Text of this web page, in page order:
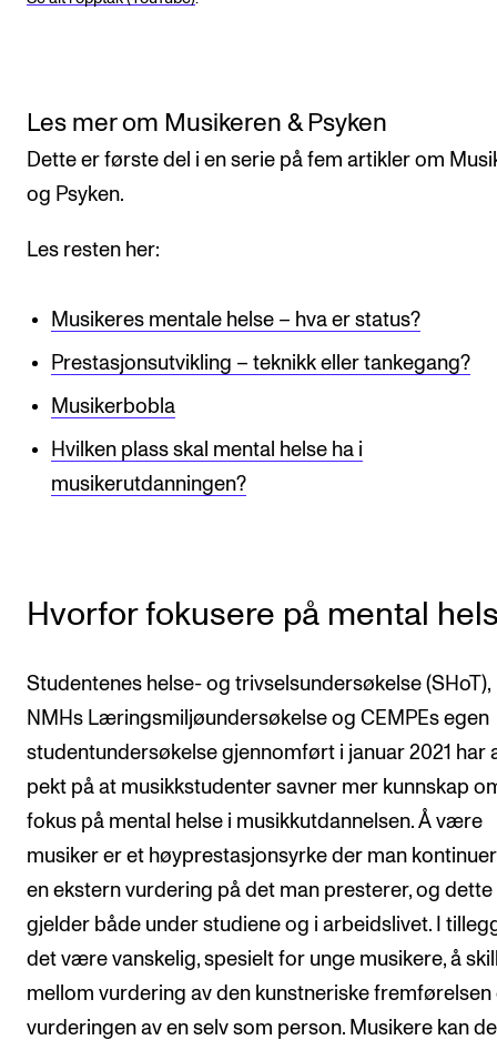
Les mer om Musikeren & Psyken
Dette er første del i en serie på fem artikler om
og Psyken.
Les resten her:
Musikeres mentale helse – hva er status?
Prestasjonsutvikling – teknikk eller tankegang?
Musikerbobla
Hvilken plass skal mental helse ha i
musikerutdanningen?
Hvorfor fokusere på mental
Studentenes helse- og trivselsundersøkelse (SHoT),
NMHs Læringsmiljøundersøkelse og CEMPEs egen
studentundersøkelse gjennomført i januar 2021 har
pekt på at musikkstudenter savner mer kunnskap
fokus på mental helse i musikkutdannelsen. Å være
musiker er et høyprestasjonsyrke der man
en ekstern vurdering på det man presterer, og dette
gjelder både under studiene og i arbeidslivet. I
det være vanskelig, spesielt for unge musikere, å
mellom vurdering av den kunstneriske fremførelsen
vurderingen av en selv som person. Musikere kan